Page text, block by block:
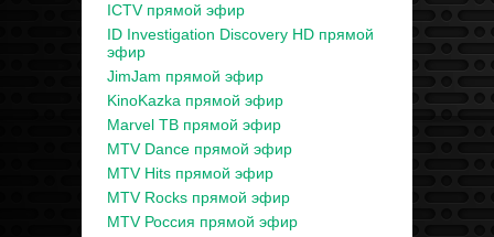
ICTV прямой эфир
ID Investigation Discovery HD прямой
эфир
JimJam прямой эфир
KinoKazka прямой эфир
Marvel ТВ прямой эфир
MTV Dance прямой эфир
MTV Hits прямой эфир
MTV Rocks прямой эфир
MTV Россия прямой эфир